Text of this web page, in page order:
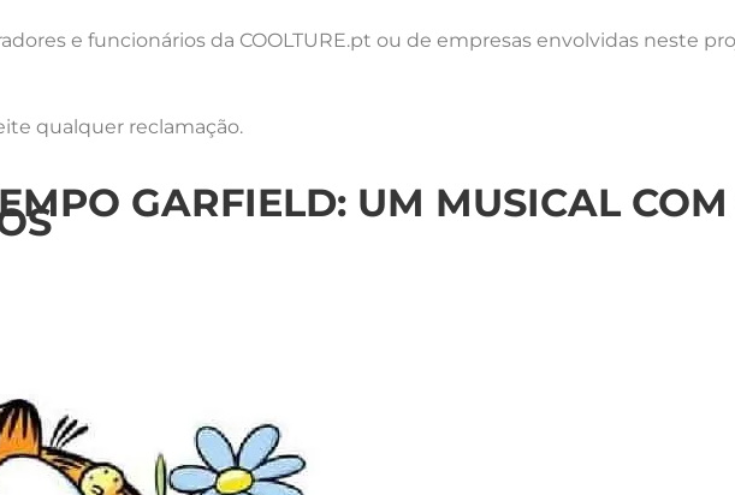
e funcionários da COOLTURE.pt ou de empresas envolvidas neste
qualquer reclamação.
GARFIELD: UM MUSICAL